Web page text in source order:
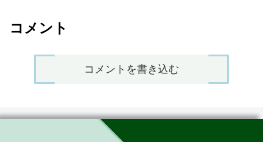
コメント
コメントを書き込む